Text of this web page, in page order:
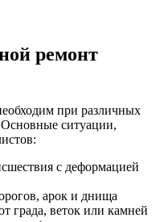
ремонт
при различных
ситуации,
с деформацией
арок и днища
града, веток или камней